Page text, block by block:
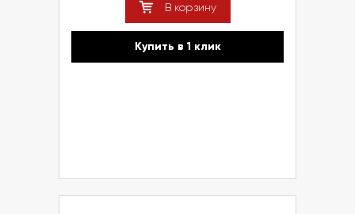
В корзину
Купить в 1 клик